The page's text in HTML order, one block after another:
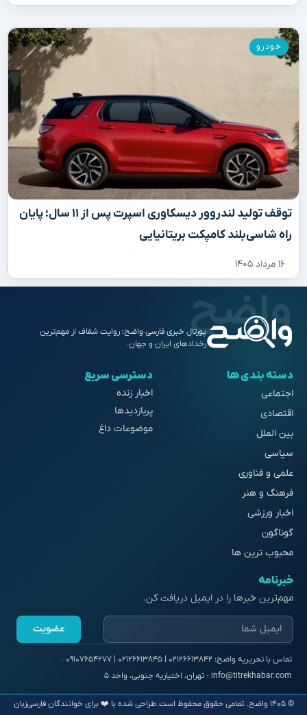
توقف تولید لندروور دیسکاوری اسپرت پس از ۱۱ سال؛ پایان
راه شاسی‌بلند کامپکت بریتانیایی
۱۶ مرداد ۱۴۰۵
خودرو
پورتال خبری فارسی واضح؛ روایت شفاف از مهم‌ترین
رخدادهای ایران و جهان.
دسته بندی ها
اجتماعی
اقتصادی
بین الملل
سیاسی
علمی و فناوری
فرهنگ و هنر
اخبار ورزشی
گوناگون
محبوب ترین ها
دسترسی سریع
اخبار زنده
پربازدیدها
موضوعات داغ
خبرنامه
مهم‌ترین خبرها را در ایمیل دریافت کن.
عضویت
© ۱۴۰۵ واضح. تمامی حقوق محفوظ است. طراحی شده با ❤️ برای خوانندگان فارسی‌زبان